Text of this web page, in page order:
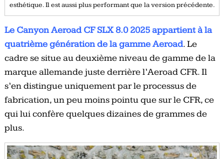
esthétique. Il est aussi plus performant que la version précédente.
Le Canyon Aeroad CF SLX 8.0 2025 appartient à la
quatrième génération de la gamme Aeroad. Le
cadre se situe au deuxième niveau de gamme de la
marque allemande juste derrière l’Aeroad CFR. Il
s’en distingue uniquement par le processus de
fabrication, un peu moins pointu que sur le CFR, ce
qui lui confère quelques dizaines de grammes de
plus.